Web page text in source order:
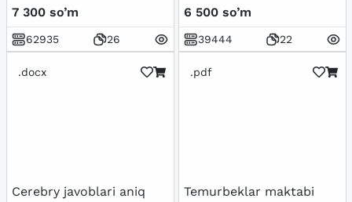
talik test javoblari bilan
7 300 so’m
62935 26
JAVOBLARI BILAN
6 500 so’m
39444 22
.docx
Cerebry javoblari aniq
.pdf
Temurbeklar maktabi